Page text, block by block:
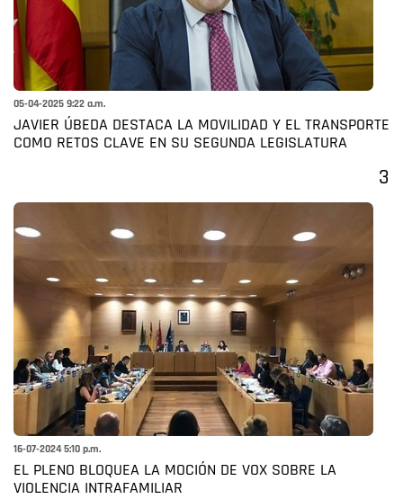
05-04-2025 9:22 a.m.
JAVIER ÚBEDA DESTACA LA MOVILIDAD Y EL TRANSPORTE
COMO RETOS CLAVE EN SU SEGUNDA LEGISLATURA
3
16-07-2024 5:10 p.m.
EL PLENO BLOQUEA LA MOCIÓN DE VOX SOBRE LA
VIOLENCIA INTRAFAMILIAR